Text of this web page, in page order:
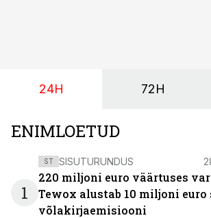
24H 72H
ENIMLOETUD
1
ST SISUTURUNDUS
220 miljoni euro väärtuses
Tewox alustab 10 miljoni euro
võlakirjaemisiooni